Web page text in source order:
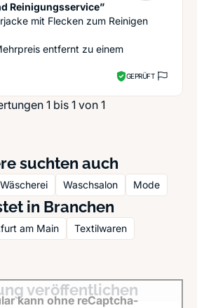
Reinigungsservice”
mit Flecken zum Reinigen
entfernt zu einem
GEPRÜFT
1 bis 1 von 1
suchten auch
Wäscherei Waschsalon Mode
in Branchen
am Main Textilwaren
veröffentlichen
kann ohne reCaptcha-